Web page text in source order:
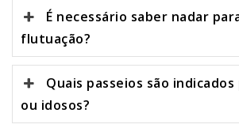
É necessário saber nadar
flutuação?
Quais passeios são
ou idosos?